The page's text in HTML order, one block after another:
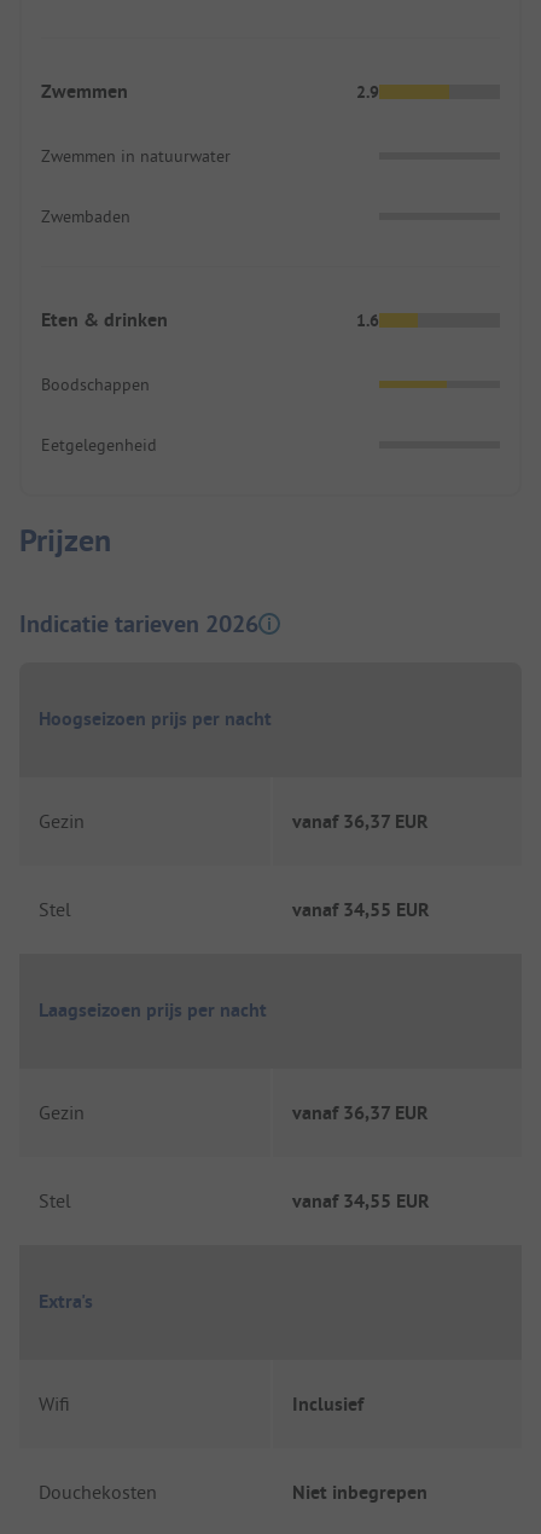
Zwemmen 2.9
Zwemmen in natuurwater
Zwembaden
Eten & drinken 1.6
Boodschappen
Eetgelegenheid
Prijzen
Indicatie tarieven 2026
Hoogseizoen prijs per nacht
Gezin vanaf 36,37 EUR
Stel vanaf 34,55 EUR
Laagseizoen prijs per nacht
Gezin vanaf 36,37 EUR
Stel vanaf 34,55 EUR
Extra's
Wifi Inclusief
Douchekosten Niet inbegrepen